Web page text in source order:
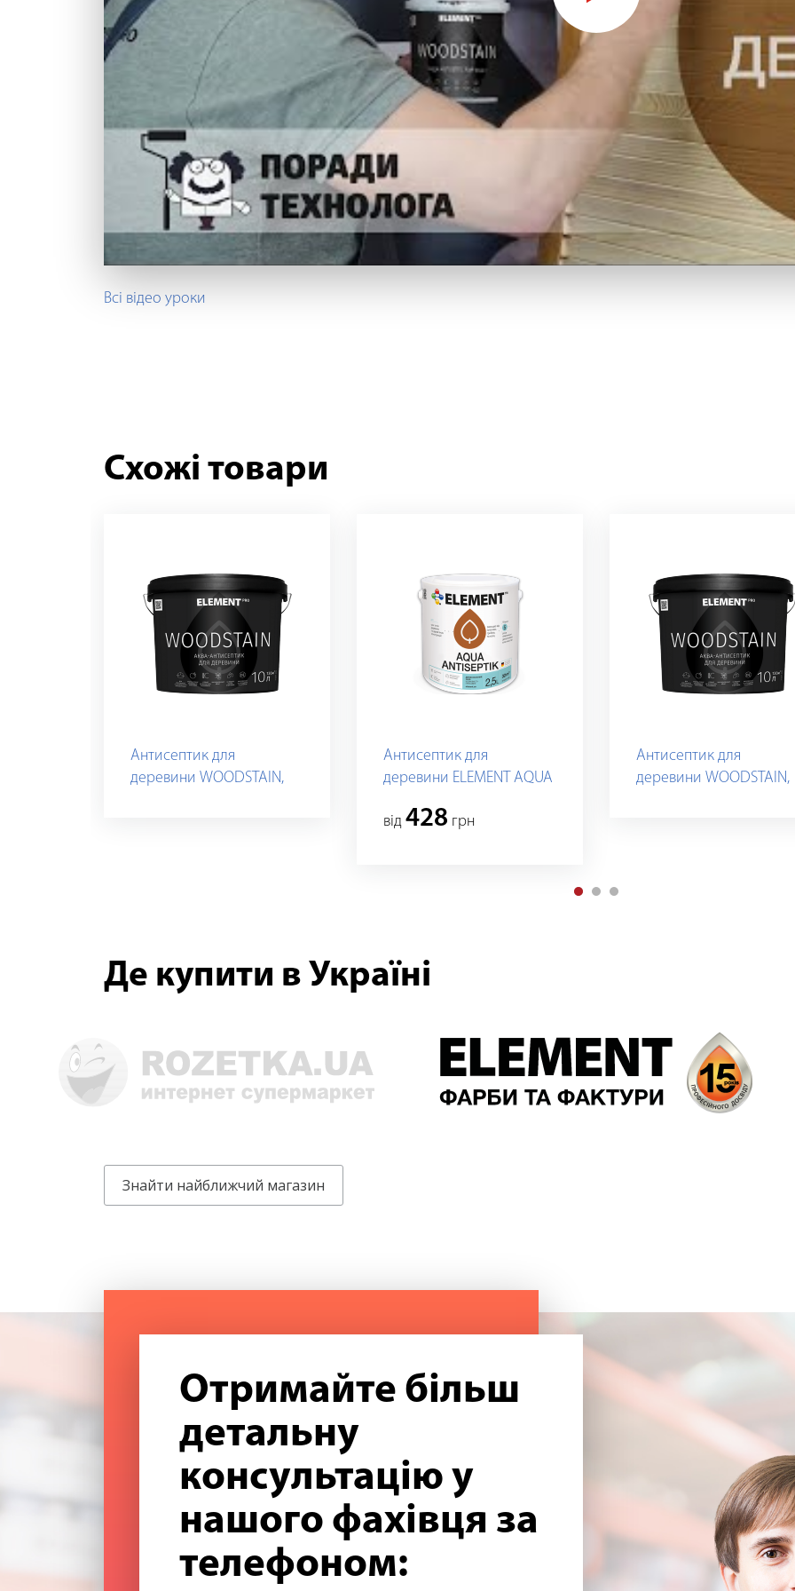
Всі відео уроки
Схожі товари
Антисептик для
деревини WOODSTAIN,
Антисептик для
деревини ELEMENT AQUA
вiд 428 грн
Антисептик для
деревини WOODSTAIN,
Де купити в Україні
Знайти найближчий магазин
Отримайте більш
детальну
консультацію у
нашого фахівця за
телефоном: